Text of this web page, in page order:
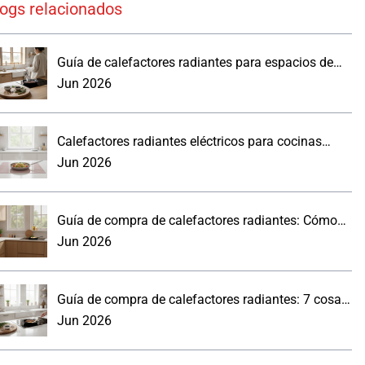
relacionados
Guía de calefactores radiantes para espacios de
trabajo reales
Jun 2026
Calefactores radiantes eléctricos para cocinas
modernas: lo que los compradores deben saber.
Jun 2026
Guía de compra de calefactores radiantes: Cómo
elegir un panel de pared para la cocina
Jun 2026
Guía de compra de calefactores radiantes: 7 cosas
prácticas que debes saber
Jun 2026